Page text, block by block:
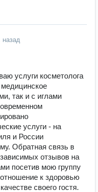
назад
услуги косметолога
так и с иглами
услуги - на
и России
Обратная связь в
отзывов на
посетив мою группу
к здоровью
своего гостя.